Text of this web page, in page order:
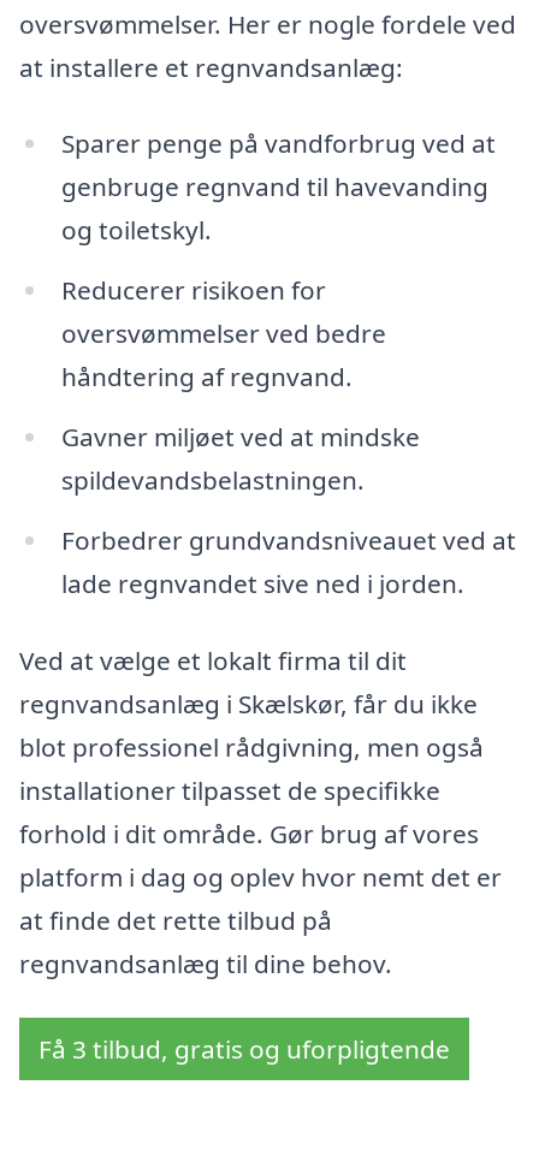
oversvømmelser. Her er nogle fordele ved
at installere et regnvandsanlæg:
Sparer penge på vandforbrug ved at
genbruge regnvand til havevanding
og toiletskyl.
Reducerer risikoen for
oversvømmelser ved bedre
håndtering af regnvand.
Gavner miljøet ved at mindske
spildevandsbelastningen.
Forbedrer grundvandsniveauet ved at
lade regnvandet sive ned i jorden.
Ved at vælge et lokalt firma til dit
regnvandsanlæg i Skælskør, får du ikke
blot professionel rådgivning, men også
installationer tilpasset de specifikke
forhold i dit område. Gør brug af vores
platform i dag og oplev hvor nemt det er
at finde det rette tilbud på
regnvandsanlæg til dine behov.
Få 3 tilbud, gratis og uforpligtende